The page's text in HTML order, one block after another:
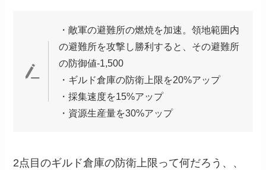
・敵軍の避難所の燃焼を加速。領地範囲内
の避難所を攻撃し勝利すると、その避難所
の防御値-1,500
・ギルド倉庫の防衛上限を20%アップ
・採集速度を15%アップ
・資源生産量を30%アップ
2点目のギルド倉庫の防衛上限って何だろう、、